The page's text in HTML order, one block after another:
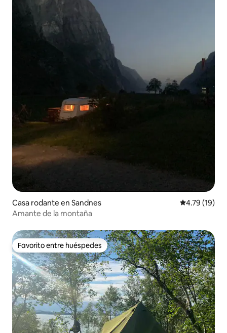
Casa rodante en Sandnes Calificación
4.79 (19)
Amante de la montaña
Favorito entre huéspedes
Favorito entre huéspedes